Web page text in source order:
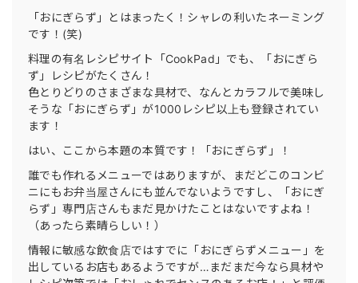
「おにぎらず」とはまったく！シャレの利いたネーミング
です！(笑)
料理の有名レシピサイト「CookPad」でも、「おにぎら
ず」レシピがたくさん！
色とりどりのさまざまな具材で、なんとカラフルで美味し
そうな「おにぎらず」が1000レシピ以上も登録されてい
ます！
はい、ここから本題の本質です！「おにぎらず」！
誰でも作れるメニューではありますが、まだどこのコンビ
ニにもお弁当屋さんにも並んでないようですし、「おにぎ
らず」専門店さんもまだ見かけたことはないですよね！
（あったら素晴らしい！）
情報に敏感な飲食店ではすでに「おにぎらずメニュー」を
出しているお店もあるようですが…まだまだ今なら具材や